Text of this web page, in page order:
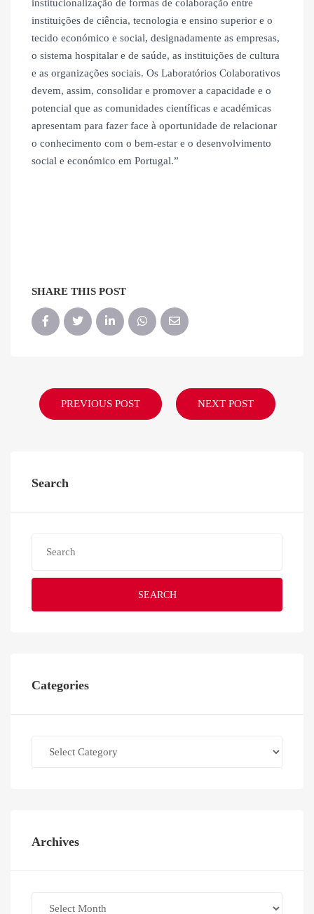
institucionalização de formas de colaboração entre
instituições de ciência, tecnologia e ensino superior e o
tecido económico e social, designadamente as empresas,
o sistema hospitalar e de saúde, as instituições de cultura
e as organizações sociais. Os Laboratórios Colaborativos
devem, assim, consolidar e promover a capacidade e o
potencial que as comunidades científicas e académicas
apresentam para fazer face à oportunidade de relacionar
o conhecimento com o bem-estar e o desenvolvimento
social e económico em Portugal.”
SHARE THIS POST
PREVIOUS POST NEXT POST
Search
SEARCH
Categories
Archives